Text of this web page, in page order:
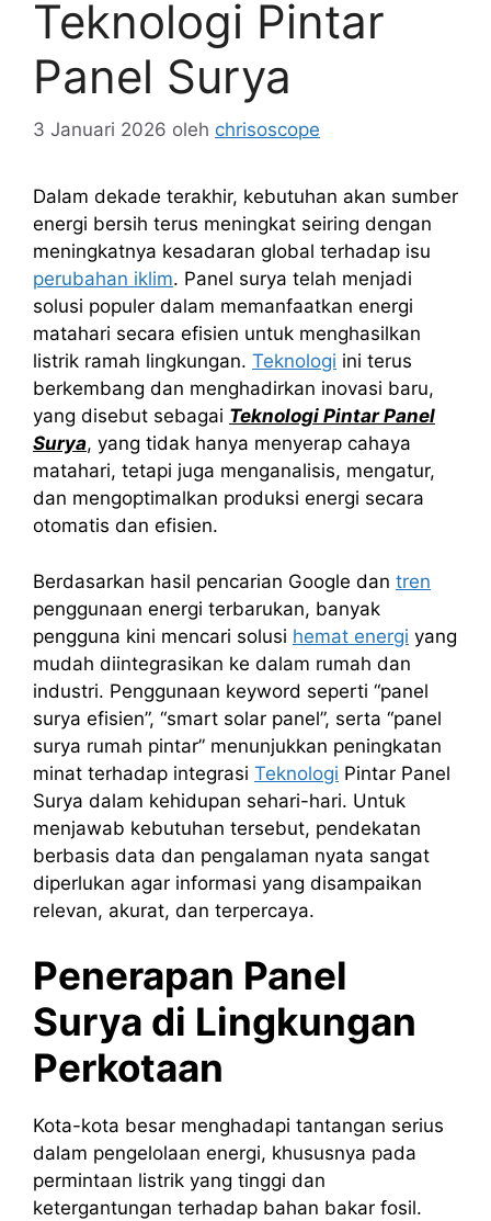
Teknologi Pintar
Panel Surya
3 Januari 2026 oleh chrisoscope
Dalam dekade terakhir, kebutuhan akan sumber
energi bersih terus meningkat seiring dengan
meningkatnya kesadaran global terhadap isu
perubahan iklim. Panel surya telah menjadi
solusi populer dalam memanfaatkan energi
matahari secara efisien untuk menghasilkan
listrik ramah lingkungan. Teknologi ini terus
berkembang dan menghadirkan inovasi baru,
yang disebut sebagai Teknologi Pintar Panel
Surya, yang tidak hanya menyerap cahaya
matahari, tetapi juga menganalisis, mengatur,
dan mengoptimalkan produksi energi secara
otomatis dan efisien.
Berdasarkan hasil pencarian Google dan tren
penggunaan energi terbarukan, banyak
pengguna kini mencari solusi hemat energi yang
mudah diintegrasikan ke dalam rumah dan
industri. Penggunaan keyword seperti “panel
surya efisien”, “smart solar panel”, serta “panel
surya rumah pintar” menunjukkan peningkatan
minat terhadap integrasi Teknologi Pintar Panel
Surya dalam kehidupan sehari-hari. Untuk
menjawab kebutuhan tersebut, pendekatan
berbasis data dan pengalaman nyata sangat
diperlukan agar informasi yang disampaikan
relevan, akurat, dan terpercaya.
Penerapan Panel
Surya di Lingkungan
Perkotaan
Kota-kota besar menghadapi tantangan serius
dalam pengelolaan energi, khususnya pada
permintaan listrik yang tinggi dan
ketergantungan terhadap bahan bakar fosil.